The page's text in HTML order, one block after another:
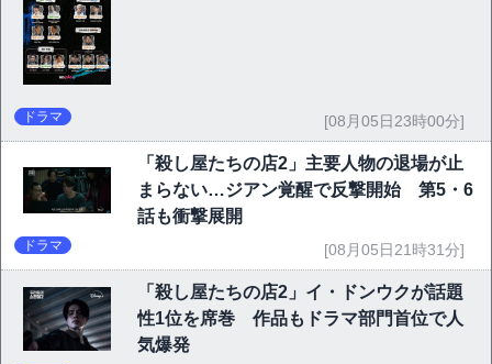
ドラマ [08月05日23時00分]
「殺し屋たちの店2」主要人物の退場が止
まらない…ジアン覚醒で反撃開始 第5・6
話も衝撃展開
ドラマ [08月05日21時31分]
「殺し屋たちの店2」イ・ドンウクが話題
性1位を席巻 作品もドラマ部門首位で人
気爆発